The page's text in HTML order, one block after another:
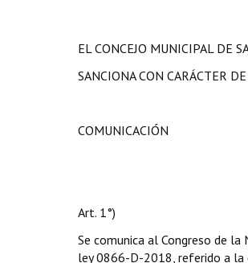
EL CONCEJO MUNICIPAL DE
SANCIONA CON CARÁCTER DE
COMUNICACIÓN
Art. 1°)
Se comunica al Congreso de
ley 0866-D-2018, referido a la